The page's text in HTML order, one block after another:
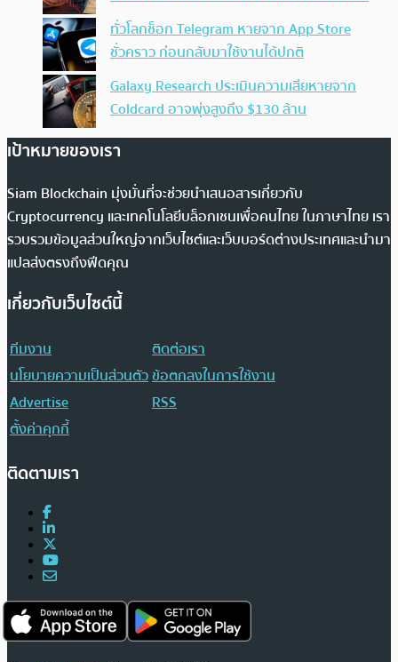
ทั่วโลกช็อก Telegram หายจาก App Store
ชั่วคราว ก่อนกลับมาใช้งานได้ปกติ
Galaxy Research ประเมินความเสียหายจาก
Coldcard อาจพุ่งสูงถึง $130 ล้าน
เป้าหมายของเรา
Siam Blockchain มุ่งมั่นที่จะช่วยนำเสนอสารเกี่ยวกับ
Cryptocurrency และเทคโนโลยีบล็อกเชนเพื่อคนไทย ในภาษาไทย เรา
รวบรวมข้อมูลส่วนใหญ่จากเว็บไซต์และเว็บบอร์ดต่างประเทศและนำมา
แปลส่งตรงถึงฟีดคุณ
เกี่ยวกับเว็บไซต์นี้
ทีมงาน
ติดต่อเรา
นโยบายความเป็นส่วนตัวข้อตกลงในการใช้งาน
Advertise
RSS
ตั้งค่าคุกกี้
ติดตามเรา